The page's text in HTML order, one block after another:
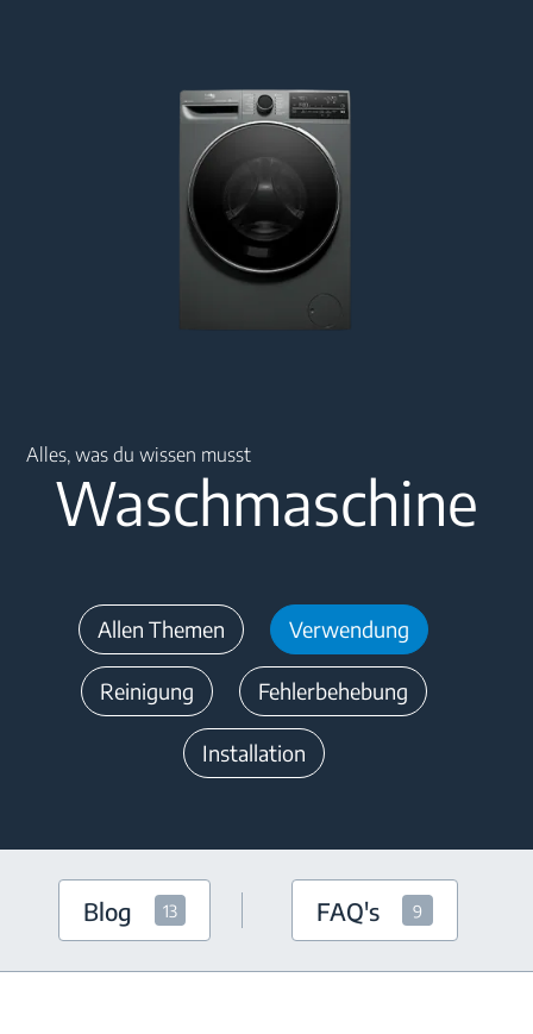
Alles, was du wissen musst
Waschmaschine
Allen Themen Verwendung
Reinigung Fehlerbehebung
Installation
Blog 13 FAQ's 9